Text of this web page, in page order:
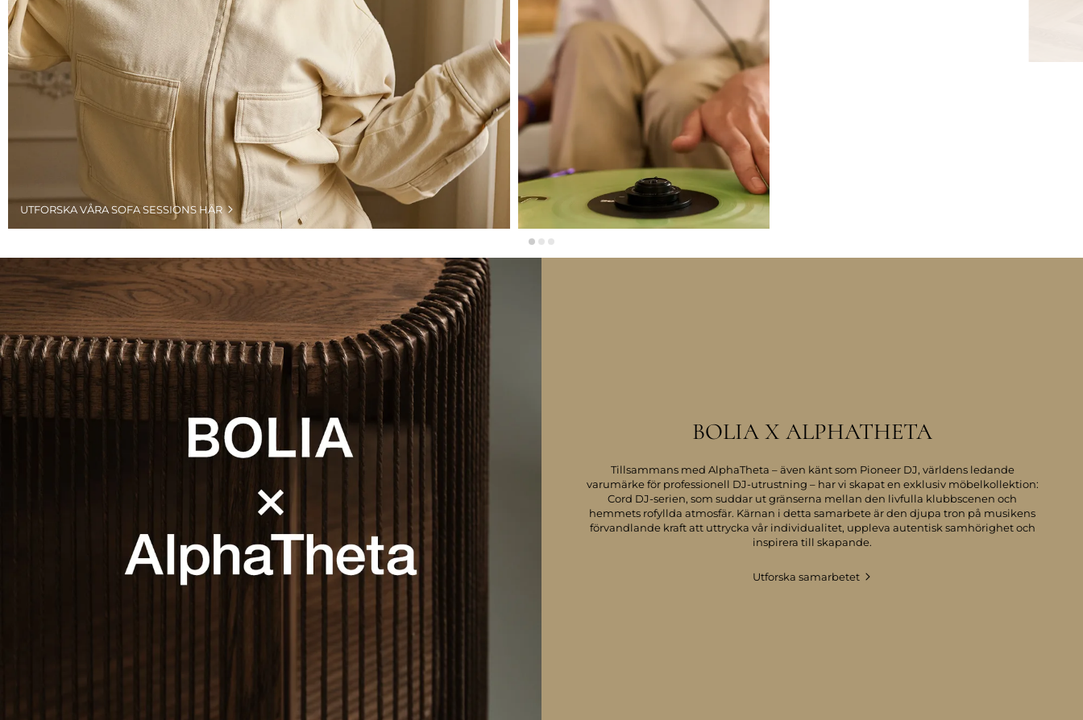
UTFORSKA VÅRA SOFA SESSIONS HÄR
BOLIA X ALPHATHETA
Tillsammans med AlphaTheta – även känt som Pioneer DJ, världens ledande
varumärke för professionell DJ-utrustning – har vi skapat en exklusiv möbelkollektion:
Cord DJ-serien, som suddar ut gränserna mellan den livfulla klubbscenen och
hemmets rofyllda atmosfär. Kärnan i detta samarbete är den djupa tron på musikens
förvandlande kraft att uttrycka vår individualitet, uppleva autentisk samhörighet och
inspirera till skapande.
Utforska samarbetet